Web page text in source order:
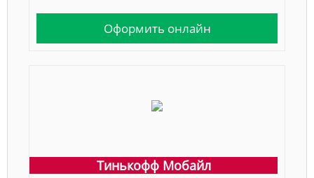
Оформить онлайн
Тинькофф Мобайл